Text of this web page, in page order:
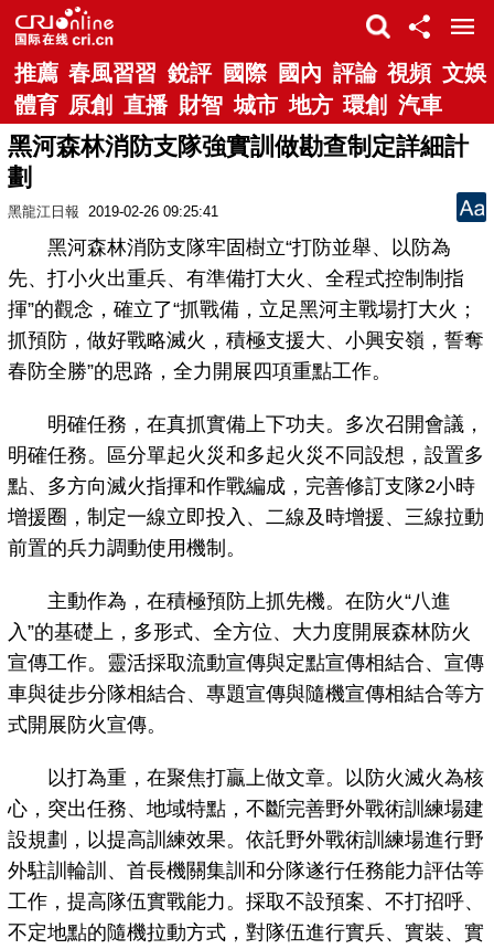
推薦 春風習習 銳評 國際 國內 評論 視頻 文娛
體育 原創 直播 財智 城市 地方 環創 汽車
黑河森林消防支隊強實訓做勘查制定詳細計
劃
黑龍江日報 2019-02-26 09:25:41
黑河森林消防支隊牢固樹立“打防並舉、以防為
先、打小火出重兵、有準備打大火、全程式控制制指
揮”的觀念，確立了“抓戰備，立足黑河主戰場打大火；
抓預防，做好戰略滅火，積極支援大、小興安嶺，誓奪
春防全勝”的思路，全力開展四項重點工作。
明確任務，在真抓實備上下功夫。多次召開會議，
明確任務。區分單起火災和多起火災不同設想，設置多
點、多方向滅火指揮和作戰編成，完善修訂支隊2小時
增援圈，制定一線立即投入、二線及時增援、三線拉動
前置的兵力調動使用機制。
主動作為，在積極預防上抓先機。在防火“八進
入”的基礎上，多形式、全方位、大力度開展森林防火
宣傳工作。靈活採取流動宣傳與定點宣傳相結合、宣傳
車與徒步分隊相結合、專題宣傳與隨機宣傳相結合等方
式開展防火宣傳。
以打為重，在聚焦打贏上做文章。以防火滅火為核
心，突出任務、地域特點，不斷完善野外戰術訓練場建
設規劃，以提高訓練效果。依託野外戰術訓練場進行野
外駐訓輪訓、首長機關集訓和分隊遂行任務能力評估等
工作，提高隊伍實戰能力。採取不設預案、不打招呼、
不定地點的隨機拉動方式，對隊伍進行實兵、實裝、實